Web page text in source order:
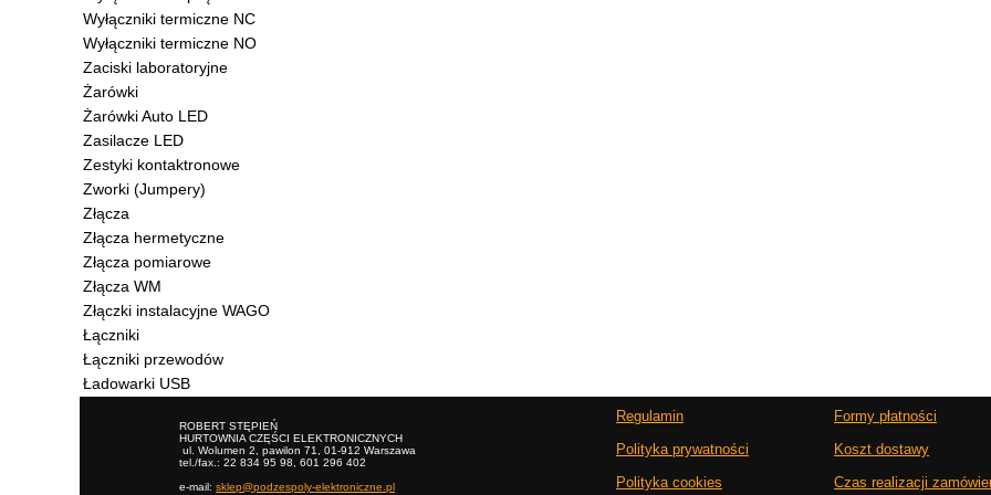
Wyłączniki termiczne NC
Wyłączniki termiczne NO
Zaciski laboratoryjne
Żarówki
Żarówki Auto LED
Zasilacze LED
Zestyki kontaktronowe
Zworki (Jumpery)
Złącza
Złącza hermetyczne
Złącza pomiarowe
Złącza WM
Złączki instalacyjne WAGO
Łączniki
Łączniki przewodów
Ładowarki USB
ROBERT STĘPIEŃ
HURTOWNIA CZĘŚCI ELEKTRONICZNYCH
ul. Wolumen 2, pawilon 71, 01-912 Warszawa
tel./fax.: 22 834 95 98, 601 296 402
e-mail: sklep@podzespoly-elektroniczne.pl
Regulamin
Polityka prywatności
Polityka cookies
Formy płatności
Koszt dostawy
Czas realizacji